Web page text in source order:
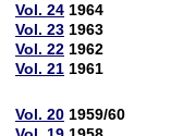
Vol. 24 1964
Vol. 23 1963
Vol. 22 1962
Vol. 21 1961
Vol. 20 1959/60